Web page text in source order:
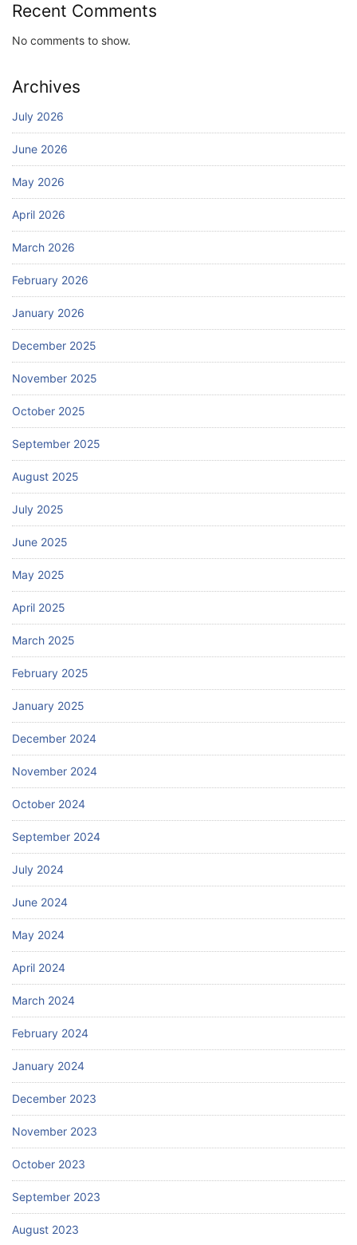
Recent Comments
No comments to show.
Archives
July 2026
June 2026
May 2026
April 2026
March 2026
February 2026
January 2026
December 2025
November 2025
October 2025
September 2025
August 2025
July 2025
June 2025
May 2025
April 2025
March 2025
February 2025
January 2025
December 2024
November 2024
October 2024
September 2024
July 2024
June 2024
May 2024
April 2024
March 2024
February 2024
January 2024
December 2023
November 2023
October 2023
September 2023
August 2023